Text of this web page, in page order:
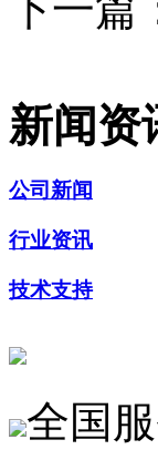
新闻资
公司新闻
行业资讯
技术支持
全国